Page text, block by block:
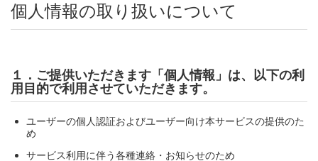
個人情報の取り扱いについて
１．ご提供いただきます「個人情報」は、以下の利
用目的で利用させていただきます。
ユーザーの個人認証およびユーザー向け本サービスの提供のた
め
サービス利用に伴う各種連絡・お知らせのため